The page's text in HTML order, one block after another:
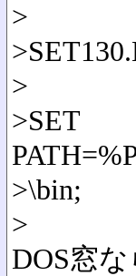
>
>
>SET
>\bin;
>
DOS窓な